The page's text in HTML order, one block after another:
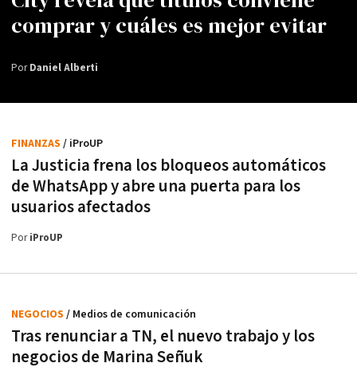
comprar y cuáles es mejor evitar
PorDaniel Alberti
La Justicia frena los bloqueos automáticos
de WhatsApp y abre una puerta para los
usuarios afectados
FINANZAS / iProUP
PoriProUP
Tras renunciar a TN, el nuevo trabajo y los
negocios de Marina Señuk
NEGOCIOS / Medios de comunicación